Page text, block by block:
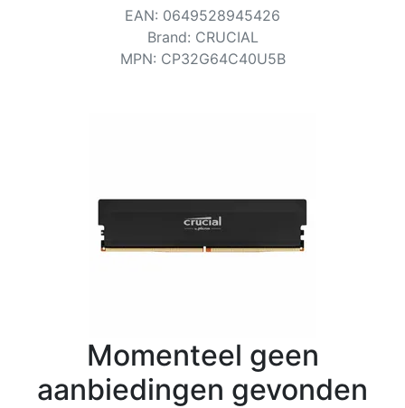
EAN: 0649528945426
Brand: CRUCIAL
MPN: CP32G64C40U5B
Momenteel geen
aanbiedingen gevonden